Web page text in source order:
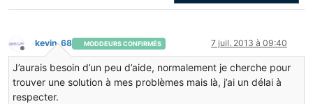
Hors-ligne
kevin_68 MODDEURS CONFIRMÉS 7 juil. 2013 à 09:40
J’aurais besoin d’un peu d’aide, normalement je cherche pour
trouver une solution à mes problèmes mais là, j’ai un délai à
respecter.